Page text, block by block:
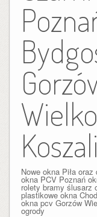
Nowe okna Piła
okna PCV Poznań
rolety bramy ślusarz
plastikowe okna
okna pcv Gorzów
ogrody